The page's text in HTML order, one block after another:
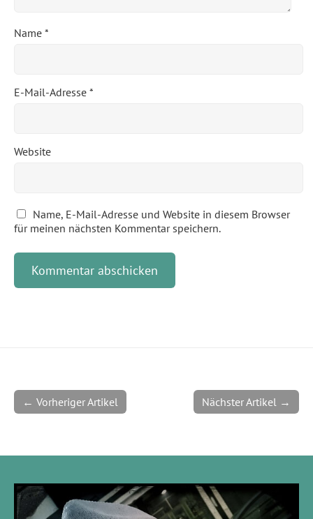
Name *
E-Mail-Adresse *
Website
Name, E-Mail-Adresse und Website in diesem Browser
für meinen nächsten Kommentar speichern.
Nächster Artikel →
← Vorheriger Artikel